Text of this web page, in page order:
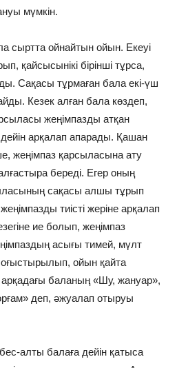
мүмкін.
сыртта ойнайтын ойын. Екеуі
қайсысынікі бірінші тұрса,
Сақасы тұрмаған бала екі-үш
Кезек алған бала көздеп,
жеңімпазды атқан
арқалап апарады. Қашан
жеңімпаз қарсыласына ату
береді. Егер оның
сақасы алшы тұрып
тиісті жеріне арқалап
ие болып, жеңімпаз
асығы тимей, мүлт
ойын қайта
баланың «Шу, жануар»,
деп, әжуалап отыруы
алты балаға дейін қатыса